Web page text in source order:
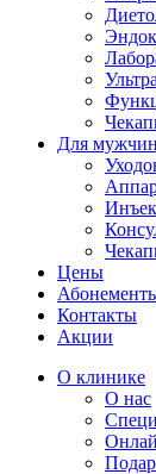
Для мужчин
Цены
Контакты
Акции
О клинике
О нас